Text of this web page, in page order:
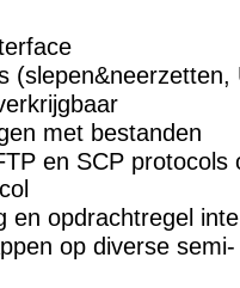
(slepen&neerzetten,
met bestanden
en SCP protocols
en opdrachtregel
op diverse